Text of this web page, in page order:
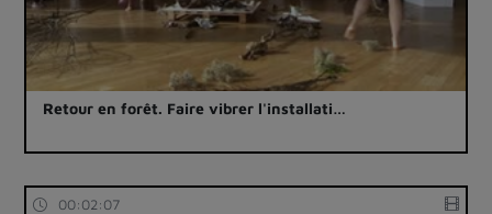
Retour en forêt. Faire vibrer l'installati…
00:02:07